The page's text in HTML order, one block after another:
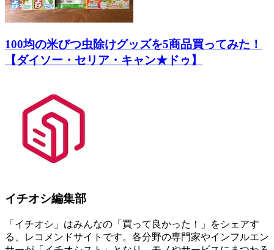
100均の米びつ虫除けグッズを5商品買ってみた！
【ダイソー・セリア・キャン★ドゥ】
イチオシ編集部
「イチオシ」はみんなの「買って良かった！」をシェアす
る、レコメンドサイトです。各分野の専門家やインフルエン